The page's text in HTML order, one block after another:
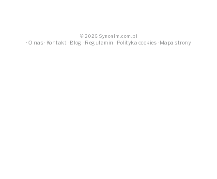
© 2026 Synonim.com.pl
· O nas · Kontakt · Blog · Regulamin · Polityka cookies · Mapa strony